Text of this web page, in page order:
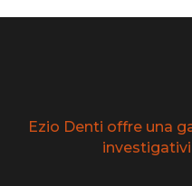
Ezio Denti offre una
investigativi